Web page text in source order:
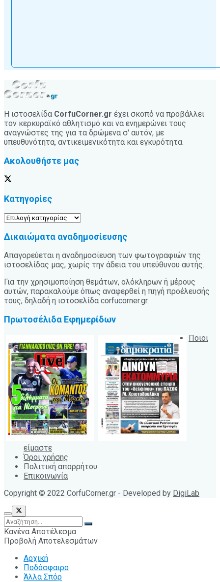
Η ιστοσελίδα CorfuCorner.gr έχει σκοπό να προβάλλει
τον κερκυραϊκό αθλητισμό και να ενημερώνει τους
αναγνώστες της για τα δρώμενα σ' αυτόν, με
υπευθυνότητα, αντικειμενικότητα και εγκυρότητα.
Ακολουθήστε μας
Κατηγορίες
Κατηγορίες
Δικαιώματα αναδημοσίευσης
Απαγορεύεται η αναδημοσίευση των φωτογραφιών της
ιστοσελίδας μας, χωρίς την άδεια του υπεύθυνου αυτής.
Για την χρησιμοποίηση θεμάτων, ολόκληρων ή μέρους
αυτών, παρακαλούμε όπως αναφερθεί η πηγή προέλευσής
τους, δηλαδή η ιστοσελίδα corfucorner.gr.
Πρωτοσέλιδα Εφημερίδων
Ποιοι
είμαστε
Όροι χρήσης
Πολιτική απορρήτου
Επικοινωνία
Copyright © 2022 CorfuCorner.gr - Developed by DigiLab
Κανένα Αποτέλεσμα
Προβολή Αποτελεσμάτων
Αρχική
Ποδόσφαιρο
Άλλα Σπόρ